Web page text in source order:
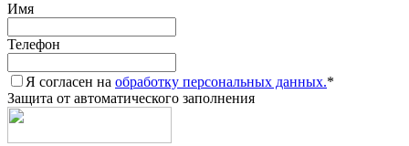
Имя
Телефон
Я согласен на обработку персональных данных.*
Защита от автоматического заполнения